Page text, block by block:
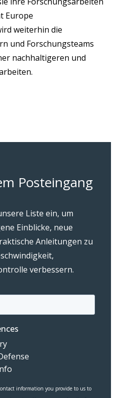
Europe
weiterhin die
und Forschungsteams
nachhaltigeren und
Posteingang
Liste ein, um
Einblicke, neue
Anleitungen zu
verbessern.